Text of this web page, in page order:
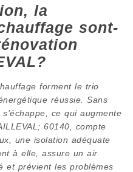
la
sont-
forment le trio
réussie. Sans
ce qui augmente
60140, compte
une isolation adéquate
à elle, assure un air
et prévient les problèmes